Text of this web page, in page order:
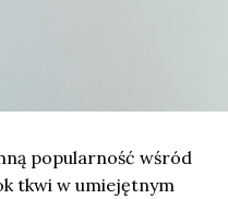
popularność wśród
tkwi w umiejętnym